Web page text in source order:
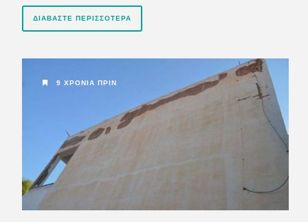
ΔΙΑΒΆΣΤΕ ΠΕΡΙΣΣΌΤΕΡΑ
9 ΧΡΌΝΙΑ ΠΡΙΝ